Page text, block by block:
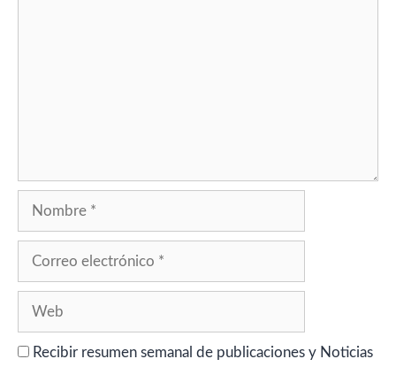
Recibir resumen semanal de publicaciones y Noticias